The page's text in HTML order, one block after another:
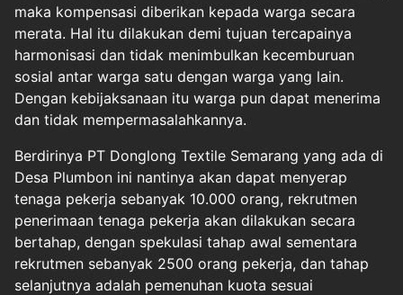
maka kompensasi diberikan kepada warga secara
merata. Hal itu dilakukan demi tujuan tercapainya
harmonisasi dan tidak menimbulkan kecemburuan
sosial antar warga satu dengan warga yang lain.
Dengan kebijaksanaan itu warga pun dapat menerima
dan tidak mempermasalahkannya.
Berdirinya PT Donglong Textile Semarang yang ada di
Desa Plumbon ini nantinya akan dapat menyerap
tenaga pekerja sebanyak 10.000 orang, rekrutmen
penerimaan tenaga pekerja akan dilakukan secara
bertahap, dengan spekulasi tahap awal sementara
rekrutmen sebanyak 2500 orang pekerja, dan tahap
selanjutnya adalah pemenuhan kuota sesuai